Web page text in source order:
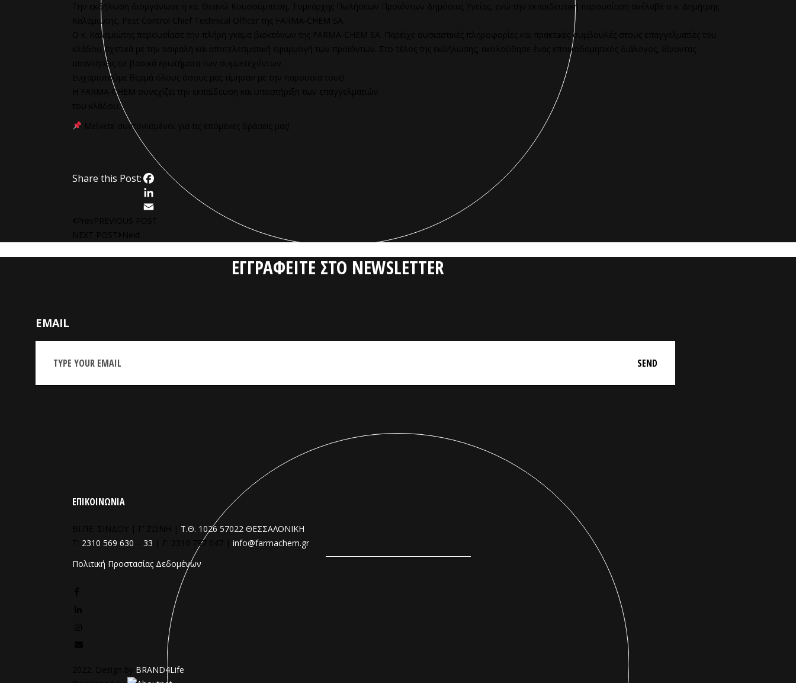
Την εκδήλωση διοργάνωσε η κα. Θεανώ Κουσούμπεση, Τομεάρχης Πωλήσεων Προϊόντων Δημόσιας Υγείας, ενώ την εκπαιδευτική παρουσίαση ανέλαβε ο κ. Δημήτρης
Καλαμιώτης, Pest Control Chief Technical Officer της FARMA-CHEM SA.
Ο κ. Καλαμιώτης παρουσίασε την πλήρη γκάμα βιοκτόνων της FARMA-CHEM SA. Παρείχε ουσιαστικές πληροφορίες και πρακτικές συμβουλές στους επαγγελματίες του
κλάδου σχετικά με την ασφαλή και αποτελεσματική εφαρμογή των προϊόντων. Στο τέλος της εκδήλωσης, ακολούθησε ένας εποικοδομητικός διάλογος, δίνοντας
απαντήσεις σε βασικά ερωτήματα των συμμετεχόντων.
Ευχαριστούμε θερμά όλους όσους μας τίμησαν με την παρουσία τους!
Η FARMA-CHEM συνεχίζει την εκπαίδευση και υποστήριξη των επαγγελματιών
του κλάδου.
Μείνετε συντονισμένοι για τις επόμενες δράσεις μας!
Share this Post:
Facebook
LinkedIn
ΕΓΓΡΑΦΕΙΤΕ ΣΤΟ NEWSLETTER
EMAIL
ΕΠΙΚΟΙΝΩΝΙΑ
Τ.Θ. 1026 57022 ΘΕΣΣΑΛΟΝΙΚΗ
2310 569 630 33 | F: 2310 797 047 | info@farmachem.gr
Πολιτική Προστασίας Δεδομένων
BRAND4Life